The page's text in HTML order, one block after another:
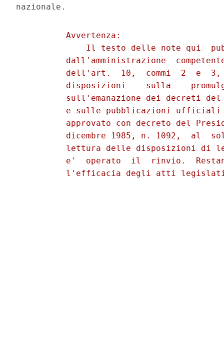
          Avvertenza:
Il testo delle note qui
dall'amministrazione
dell'art.  10,  commi  2  e
disposizioni    sulla
sull'emanazione dei decreti
e sulle pubblicazioni
approvato con decreto del
dicembre 1985, n. 1092,  al
lettura delle disposizioni di
e'  operato  il  rinvio.
l'efficacia degli atti